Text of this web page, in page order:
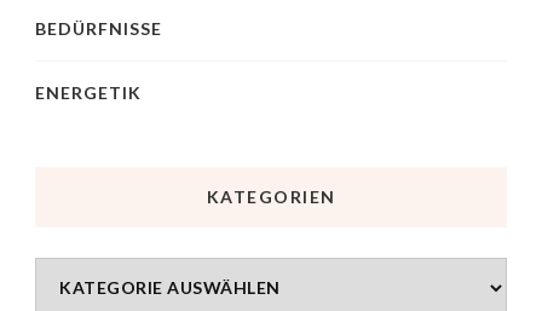
BEDÜRFNISSE
ENERGETIK
KATEGORIEN